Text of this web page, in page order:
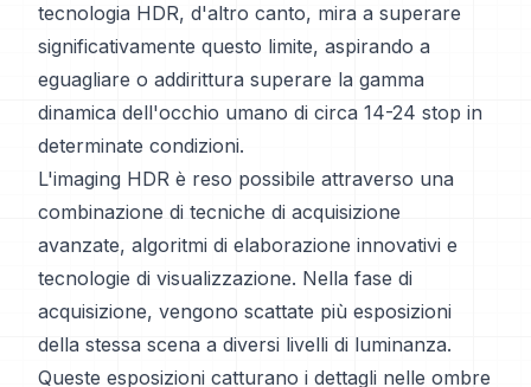
tecnologia HDR, d'altro canto, mira a superare
significativamente questo limite, aspirando a
eguagliare o addirittura superare la gamma
dinamica dell'occhio umano di circa 14-24 stop in
determinate condizioni.
L'imaging HDR è reso possibile attraverso una
combinazione di tecniche di acquisizione
avanzate, algoritmi di elaborazione innovativi e
tecnologie di visualizzazione. Nella fase di
acquisizione, vengono scattate più esposizioni
della stessa scena a diversi livelli di luminanza.
Queste esposizioni catturano i dettagli nelle ombre